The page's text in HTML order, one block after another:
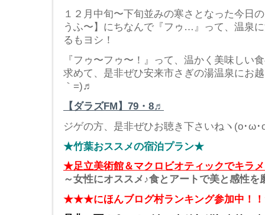
１２月中旬〜下旬並みの寒さとなった今日
うふ〜】にちなんで『フゥ…』って、温泉
るもヨシ！
『フゥ〜フゥ〜！』って、温かく美味しい
求めて、是非ぜひ安来市さぎの湯温泉にお
｀=)♬
【ダラズFM】79・8♬
ジゲの方、是非ぜひお聴き下さいねヽ(o･ω･
★竹葉おススメの宿泊プラン★
★足立美術館＆マクロビオティックでキラ
～女性にオススメ♪食とアートで美と感性を
★★★にほんブログ村ランキング参加中